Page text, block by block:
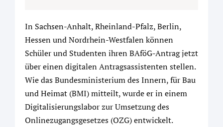
In Sachsen-Anhalt, Rheinland-Pfalz, Berlin,
Hessen und Nordrhein-Westfalen können
Schüler und Studenten ihren BAföG-Antrag jetzt
über einen digitalen Antragsassistenten stellen.
Wie das Bundesministerium des Innern, für Bau
und Heimat (BMI) mitteilt, wurde er in einem
Digitalisierungslabor zur Umsetzung des
Onlinezugangsgesetzes (OZG) entwickelt.